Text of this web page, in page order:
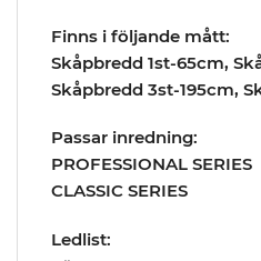
Finns i följande mått:
Skåpbredd 1st-65cm,
Skåpbredd 3st-195cm,
Passar inredning:
PROFESSIONAL SERIES
CLASSIC SERIES
Ledlist: